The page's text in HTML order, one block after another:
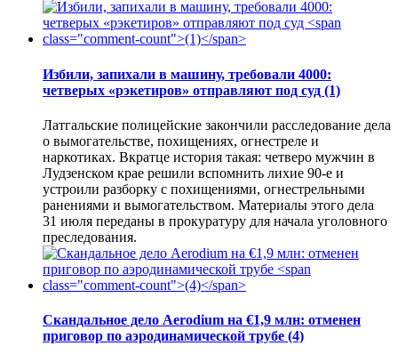
Избили, запихали в машину, требовали 4000:
четверых «рэкетиров» отправляют под суд (1)
Латгальские полицейские закончили расследование дела
о вымогательстве, похищениях, огнестреле и
наркотиках. Вкратце история такая: четверо мужчин в
Лудзенском крае решили вспомнить лихие 90-е и
устроили разборку с похищениями, огнестрельными
ранениями и вымогательством. Материалы этого дела
31 июля переданы в прокуратуру для начала уголовного
преследования.
Скандальное дело Aerodium на €1,9 млн: отменен
приговор по аэродинамической трубе (4)